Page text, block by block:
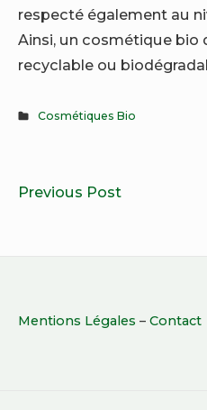
respecté également au
Ainsi, un cosmétique bio
recyclable ou
Cosmétiques Bio
Navigation
Previous PostPourquoi
raisons
Mentions Légales – Contact